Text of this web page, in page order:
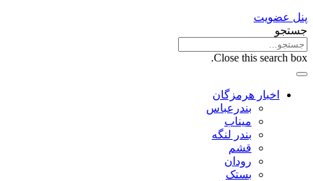
پنل عضویت
جستجو
Close this search box.
اخبار هرمزگان
بندرعباس
میناب
بندر لنگه
قشم
رودان
بستک